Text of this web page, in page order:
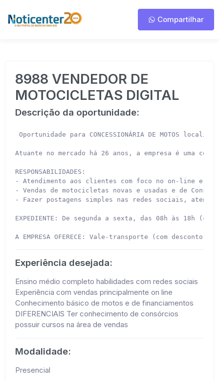
Compartilhar
8988 VENDEDOR DE
MOTOCICLETAS DIGITAL
Descrição da oportunidade:
Oportunidade para CONCESSIONÁRIA DE MOTOS
Atuante no mercado há 26 anos, a empresa é uma
RESPONSABILIDADES:
- Atendimento aos clientes com foco no on-line e
- Vendas de motocicletas novas e usadas e de
- Fazer postagens simples nas redes sociais,
EXPEDIENTE: De segunda a sexta, das 08h às 18h
A EMPRESA OFERECE: Vale-transporte (com
Experiência desejada:
Ensino médio completo habilidades com redes sociais
Experiência com vendas principalmente on line
Conhecimento básico de motos e de financiamentos
DIFERENCIAIS Ter conhecimento de consórcios
possuir cursos na área de vendas
Modalidade:
Presencial